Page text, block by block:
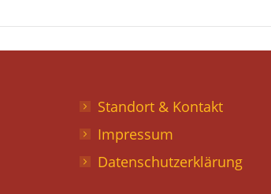
Standort & Kontakt
Impressum
Datenschutzerklärung